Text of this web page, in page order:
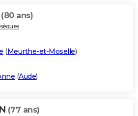
(80 ans)
(Meurthe-et-Moselle)
(Aude)
(77 ans)